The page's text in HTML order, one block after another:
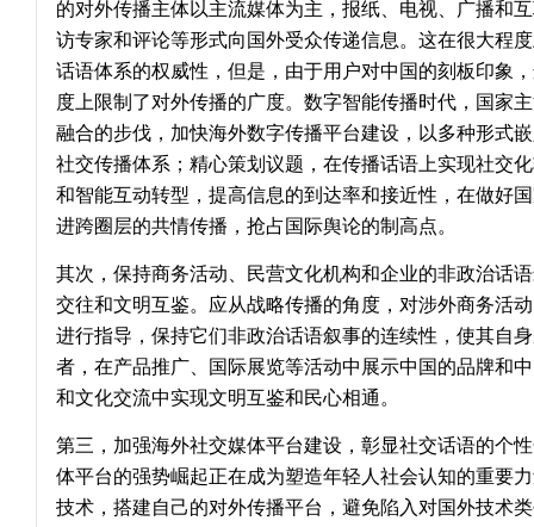
的对外传播主体以主流媒体为主，报纸、电视、广播和
访专家和评论等形式向国外受众传递信息。这在很大程
话语体系的权威性，但是，由于用户对中国的刻板印象
度上限制了对外传播的广度。数字智能传播时代，国家
融合的步伐，加快海外数字传播平台建设，以多种形式
社交传播体系；精心策划议题，在传播话语上实现社交
和智能互动转型，提高信息的到达率和接近性，在做好
进跨圈层的共情传播，抢占国际舆论的制高点。
其次，保持商务活动、民营文化机构和企业的非政治话
交往和文明互鉴。应从战略传播的角度，对涉外商务活
进行指导，保持它们非政治话语叙事的连续性，使其自
者，在产品推广、国际展览等活动中展示中国的品牌和
和文化交流中实现文明互鉴和民心相通。
第三，加强海外社交媒体平台建设，彰显社交话语的个
体平台的强势崛起正在成为塑造年轻人社会认知的重要
技术，搭建自己的对外传播平台，避免陷入对国外技术